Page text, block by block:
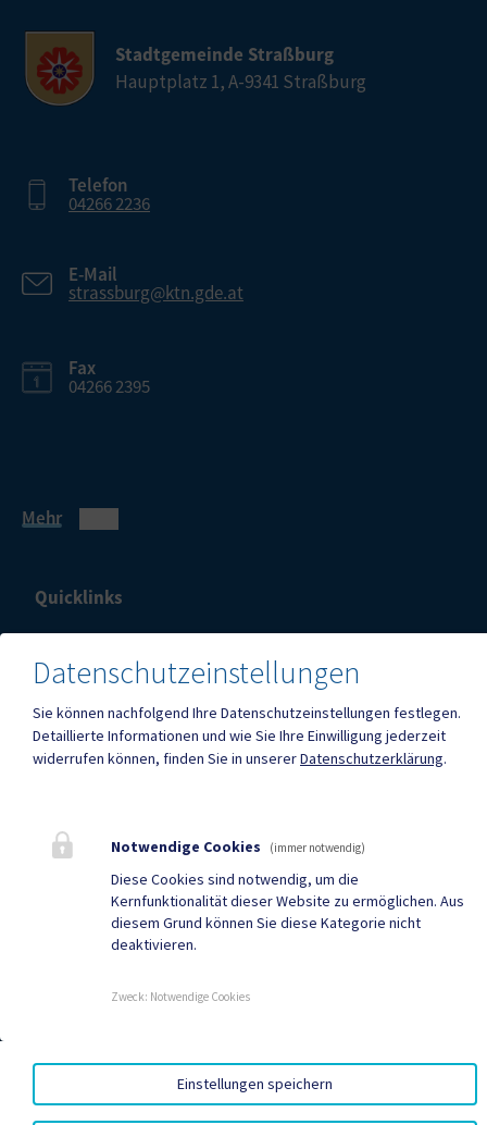
Stadtgemeinde Straßburg
Hauptplatz 1, A-9341 Straßburg
Telefon
04266 2236
E-Mail
strassburg@ktn.gde.at
Fax
04266 2395
Mehr
Quicklinks
App
Sport & Freizeit
Gemeindenachrichten
Neuigkeiten
Termine
AMTSSIGNATUR |BARRIEREFREIHEIT DATENSCHUTZ
IMPRESSUM
Datenschutzeinstellungen
Sie können nachfolgend Ihre Datenschutzeinstellungen festlegen.
Detaillierte Informationen und wie Sie Ihre Einwilligung jederzeit
widerrufen können, finden Sie in unsererDatenschutzerklärung.
Notwendige Cookies (immer notwendig)
Diese Cookies sind notwendig, um die
Kernfunktionalität dieser Website zu ermöglichen. Aus
diesem Grund können Sie diese Kategorie nicht
deaktivieren.
Zweck: Notwendige Cookies
Einstellungen speichern